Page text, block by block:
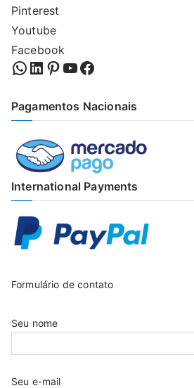
Pinterest
Youtube
Facebook
WhatsApp
LinkedIn
Pinterest
YouTube
Facebook
Pagamentos Nacionais
International Payments
Formulário de contato
Seu nome
Seu e-mail